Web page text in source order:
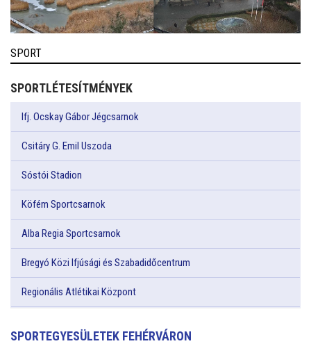
SPORT
SPORTLÉTESÍTMÉNYEK
Ifj. Ocskay Gábor Jégcsarnok
Csitáry G. Emil Uszoda
Sóstói Stadion
Köfém Sportcsarnok
Alba Regia Sportcsarnok
Bregyó Közi Ifjúsági és Szabadidőcentrum
Regionális Atlétikai Központ
SPORTEGYESÜLETEK FEHÉRVÁRON